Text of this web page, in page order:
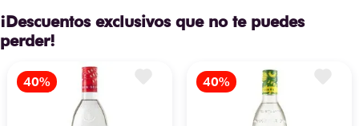
¡Descuentos exclusivos que no te puedes
perder!